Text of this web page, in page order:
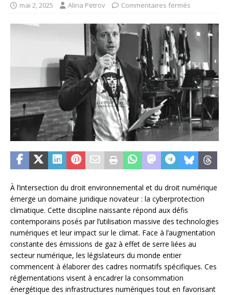
mai 2, 2025 Alina Petrov Commentaires fermés
À l’intersection du droit environnemental et du droit numérique
émerge un domaine juridique novateur : la cyberprotection
climatique. Cette discipline naissante répond aux défis
contemporains posés par l’utilisation massive des technologies
numériques et leur impact sur le climat. Face à l’augmentation
constante des émissions de gaz à effet de serre liées au
secteur numérique, les législateurs du monde entier
commencent à élaborer des cadres normatifs spécifiques. Ces
réglementations visent à encadrer la consommation
énergétique des infrastructures numériques tout en favorisant